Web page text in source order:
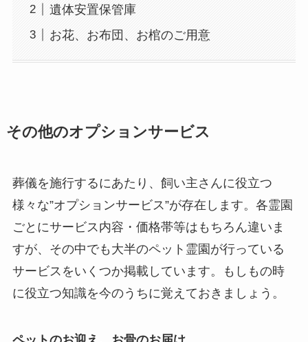
遺体安置保管庫
お花、お布団、お棺のご用意
その他のオプションサービス
葬儀を施行するにあたり、飼い主さんに役立つ
様々な”オプションサービス”が存在します。各霊園
ごとにサービス内容・価格帯等はもちろん違いま
すが、その中でも大半のペット霊園が行っている
サービスをいくつか掲載しています。もしもの時
に役立つ知識を今のうちに覚えておきましょう。